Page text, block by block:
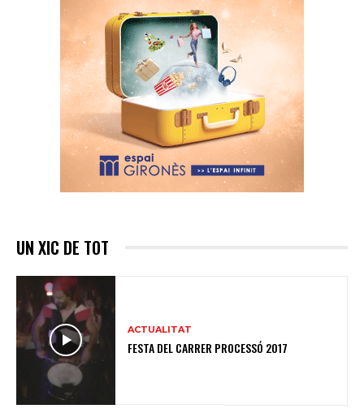
UN XIC DE TOT
ACTUALITAT
FESTA DEL CARRER PROCESSÓ 2017